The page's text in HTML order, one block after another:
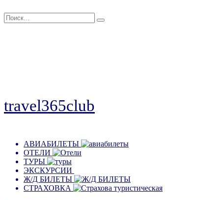
Перейти
к
Search
for:
travel365club
АВИАБИЛЕТЫ
ОТЕЛИ
ТУРЫ
ЭКСКУРСИИ
Ж/Д БИЛЕТЫ
СТРАХОВКА